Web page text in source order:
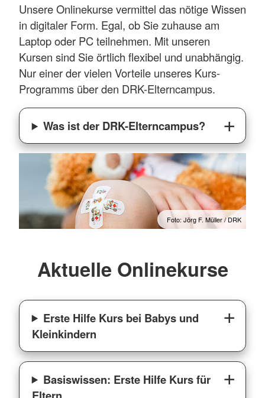
Unsere Onlinekurse vermittel das nötige Wissen
in digitaler Form. Egal, ob Sie zuhause am
Laptop oder PC teilnehmen. Mit unseren
Kursen sind Sie örtlich flexibel und unabhängig.
Nur einer der vielen Vorteile unseres Kurs-
Programms über den DRK-Elterncampus.
Was ist der DRK-Elterncampus?
Foto: Jörg F. Müller / DRK
Aktuelle Onlinekurse
Erste Hilfe Kurs bei Babys und
Kleinkindern
Basiswissen: Erste Hilfe Kurs für